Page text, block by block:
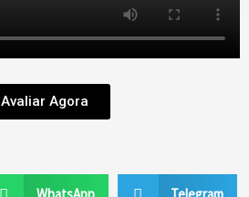
Avaliar Agora